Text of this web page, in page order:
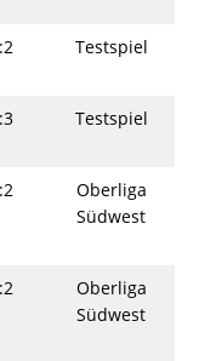
Testspiel
Testspiel
Oberliga
Südwest
Oberliga
Südwest